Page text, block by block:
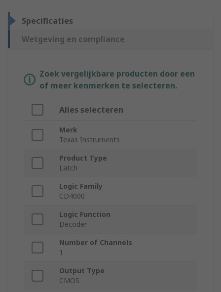
Specificaties
Wetgeving en compliance
Zoek vergelijkbare producten door een
of meer kenmerken te selecteren.
Alles selecteren
Merk
Texas Instruments
Product Type
Latch
Logic Family
CD4000
Logic Function
Decoder
Number of Channels
1
Output Type
CMOS